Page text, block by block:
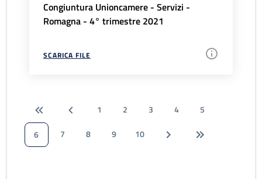
Congiuntura Unioncamere - Servizi -
Romagna - 4° trimestre 2021
SCARICA FILE
1 2 3 4
5
6
7 8 9 10